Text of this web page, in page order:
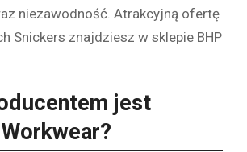
niezawodność. Atrakcyjną ofertę
Snickers znajdziesz w sklepie BHP
jest